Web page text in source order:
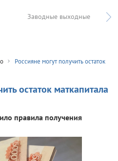
Заводные выходные
Россияне могут получить остаток
остаток маткапитала
правила получения